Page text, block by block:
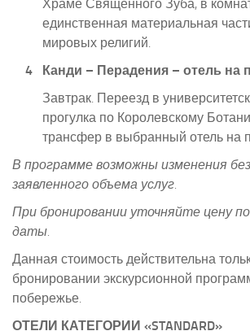
Храме Священного Зуба, в
единственная материальная
мировых религий.
4
Канди – Перадения – отель на
Завтрак. Переезд в
прогулка по Королевскому
трансфер в выбранный отель на
В программе возможны изменения
заявленного объема услуг.
При бронировании уточняйте цену
даты.
Данная стоимость действительна
бронировании экскурсионной
побережье.
ОТЕЛИ КАТЕГОРИИ «STANDARD»